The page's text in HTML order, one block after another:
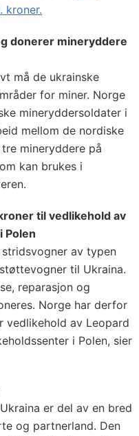
kroner.
donerer mineryddere
må de ukrainske
for miner. Norge
mineryddersoldater i
mellom de nordiske
mineryddere på
kan brukes i
til vedlikehold av
Polen
av typen
til Ukraina.
reparasjon og
Norge har derfor
vedlikehold av Leopard
i Polen, sier
er del av en bred
og partnerland. Den